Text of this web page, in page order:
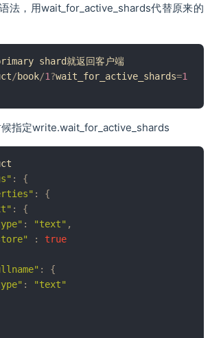
法，用wait_for_active_shards代替原来的
shard就返回客户端
/book/1?wait_for_active_shards=1
指定write.wait_for_active_shards
:
{
:
{
:
{
: "text" ,
:
true
:
{
:
"text"